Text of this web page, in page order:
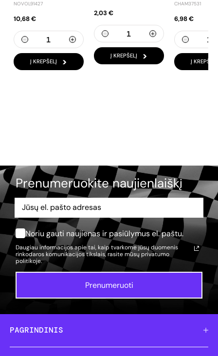
NOVOL91427
10,68 €
Į KREPŠELĮ
2,03 €
Į KREPŠELĮ
CHAM37531
6,98 €
Į KREPŠELĮ
Prenumeruokite naujienlaiškį
Noriu gauti naujienas ir pasiūlymus el. paštu.
Daugiau informacijos apie tai, kaip tvarkome jūsų duomenis
rinkodaros komunikacijos tikslais, rasite mūsų privatumo
politikoje.
Prenumeruoti
PAGRINDINIS